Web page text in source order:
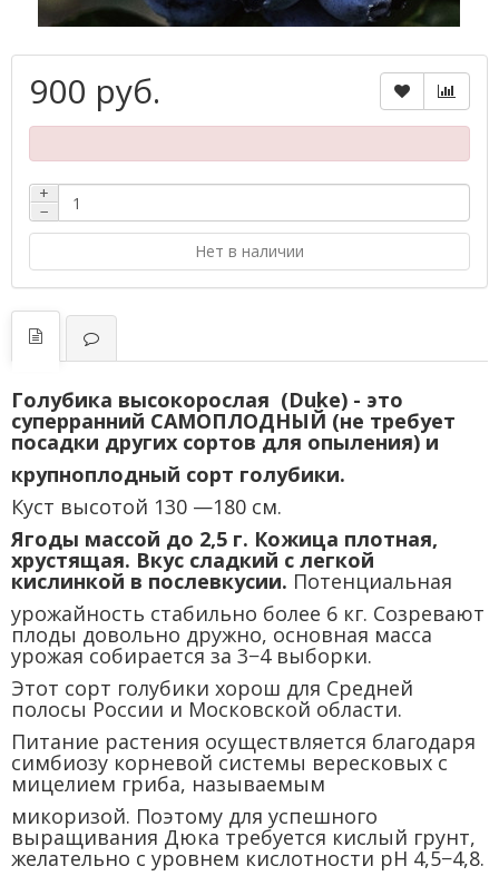
900 руб.
+
−
Нет в наличии
Голубика высокорослая (Duke) - это
суперранний САМОПЛОДНЫЙ (не требует
посадки других сортов для опыления) и
крупноплодный сорт голубики.
Куст высотой 130 —180 см.
Ягоды массой до 2,5 г. Кожица плотная,
хрустящая. Вкус сладкий с легкой
кислинкой в послевкусии. Потенциальная
урожайность стабильно более 6 кг. Созревают
плоды довольно дружно, основная масса
урожая собирается за 3−4 выборки.
Этот сорт голубики хорош для Средней
полосы России и Московской области.
Питание растения осуществляется благодаря
симбиозу корневой системы вересковых с
мицелием гриба, называемым
микоризой. Поэтому для успешного
выращивания Дюка требуется кислый грунт,
желательно с уровнем кислотности рН 4,5−4,8.